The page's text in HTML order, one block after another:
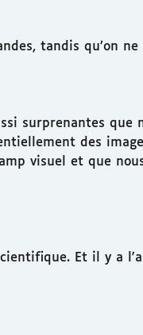
tandis qu’on ne
surprenantes que
des
visuel et que
Et il y a